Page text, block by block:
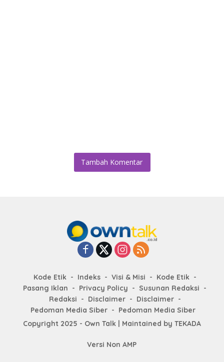
Tambah Komentar
Kode Etik Indeks Visi & Misi
Kode Etik
Pasang Iklan
Privacy Policy
Susunan Redaksi
Redaksi
Disclaimer
Disclaimer
Pedoman Media Siber
Pedoman Media Siber
Copyright 2025 - Own Talk | Maintained by TEKADA
Versi Non AMP